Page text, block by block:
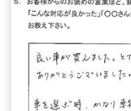
お知らせ・ブログ
プライバシーポリシー